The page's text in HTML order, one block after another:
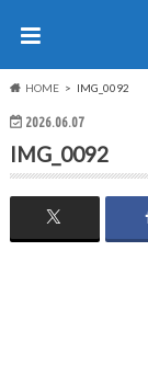
HOME IMG_0092
2026.06.07
IMG_0092